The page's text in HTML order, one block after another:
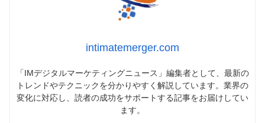
intimatemerger.com
「IMデジタルマーケティングニュース」編集者として、最新の
トレンドやテクニックを分かりやすく解説しています。業界の
変化に対応し、読者の成功をサポートする記事をお届けしてい
ます。